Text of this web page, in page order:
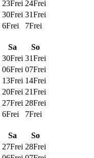
23Frei 24Frei
30Frei 31Frei
6Frei 7Frei
Sa
So
30Frei 31Frei
06Frei 07Frei
13Frei 14Frei
20Frei 21Frei
27Frei 28Frei
6Frei 7Frei
Sa
So
27Frei 28Frei